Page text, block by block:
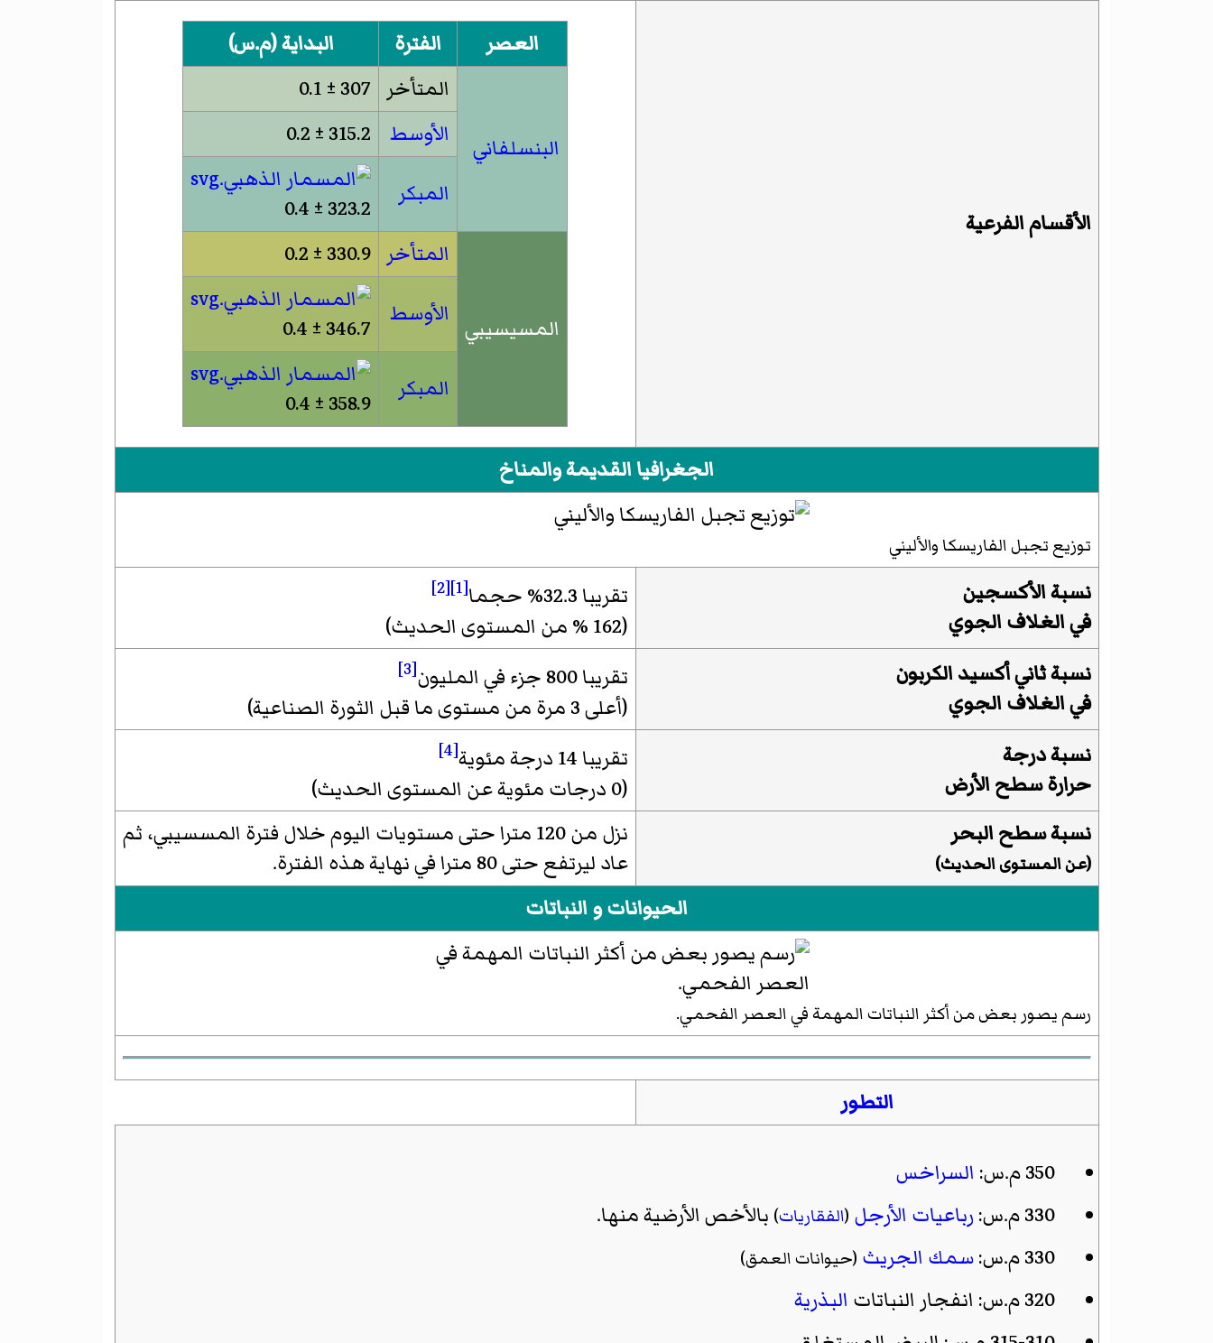
الأقسام الفرعية
العصر الفترة البداية (م.س)
البنسلفاني
المتأخر
307 ± 0.1
الأوسط
315.2 ± 0.2
المبكر
323.2 ± 0.4
المسيسيبي
المتأخر
330.9 ± 0.2
الأوسط
346.7 ± 0.4
المبكر
358.9 ± 0.4
الجغرافيا القديمة والمناخ
توزيع تجبل الفاريسكا والأليني
نسبةالأكسجين
في الغلاف الجوي
تقريبا 32.3% حجما [1]
[2]
(162 % من المستوى الحديث)
نسبةثاني أكسيد الكربون
في الغلاف الجوي
تقريبا 800 جزء في المليون [3]
(أعلى 3 مرة من مستوى ما قبل الثورة الصناعية)
نسبة درجة
حرارة سطح الأرض
تقريبا 14 درجة مئوية [4]
(0 درجات مئوية عن المستوى الحديث)
نسبةسطح البحر
(عن المستوى الحديث)
نزل من 120 مترا حتى مستويات اليوم خلال فترة المسسيبي، ثم
عاد ليرتفع حتى 80 مترا في نهاية هذه الفترة.
الحيوانات و النباتات
رسم يصور بعض من أكثر النباتات المهمة في العصر الفحمي.
التطور
350 م.س:
السراخس
330 م.س:
رباعيات الأرجل (الفقاريات) بالأخص الأرضية منها.
330 م.س:
سمك الجريث (حيوانات العمق)
320 م.س: انفجار النباتات
البذرية